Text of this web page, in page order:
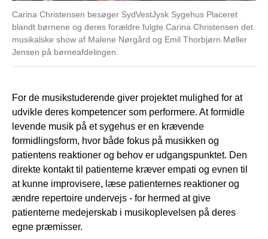
Carina Christensen besøger SydVestJysk Sygehus Placeret
blandt børnene og deres forældre fulgte Carina Christensen det
musikalske show af Malene Nørgård og Emil Thorbjørn Møller
Jensen på børneafdelingen.
For de musikstuderende giver projektet mulighed for at
udvikle deres kompetencer som performere. At formidle
levende musik på et sygehus er en krævende
formidlingsform, hvor både fokus på musikken og
patientens reaktioner og behov er udgangspunktet. Den
direkte kontakt til patienterne kræver empati og evnen til
at kunne improvisere, læse patienternes reaktioner og
ændre repertoire undervejs - for hermed at give
patienterne medejerskab i musikoplevelsen på deres
egne præmisser.